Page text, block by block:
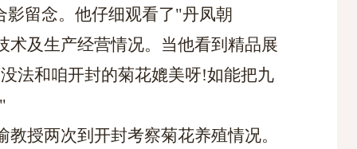
留念。他仔细观看了"丹凤朝
及生产经营情况。当他看到精品展
法和咱开封的菊花媲美呀!如能把九
授两次到开封考察菊花养殖情况。